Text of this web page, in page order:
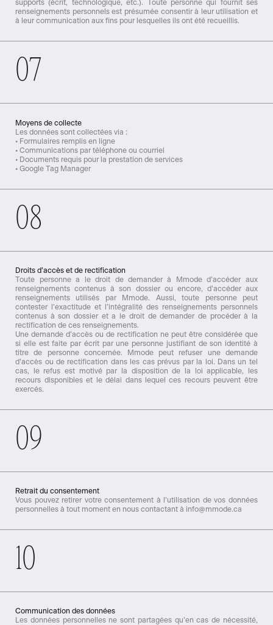
supports (écrit, technologique, etc.). Toute personne qui fournit ses
renseignements personnels est présumée consentir à leur utilisation et
à leur communication aux fins pour lesquelles ils ont été recueillis.
07
Moyens de collecte
Les données sont collectées via :
• Formulaires remplis en ligne
• Communications par téléphone ou courriel
• Documents requis pour la prestation de services
• Google Tag Manager
08
Droits d’accès et de rectification
Toute personne a le droit de demander à Mmode d’accéder aux
renseignements contenus à son dossier ou encore, d’accéder aux
renseignements utilisés par Mmode. Aussi, toute personne peut
contester l’exactitude et l’intégralité des renseignements personnels
contenus à son dossier et a le droit de demander de procéder à la
rectification de ces renseignements.
Une demande d’accès ou de rectification ne peut être considérée que
si elle est faite par écrit par une personne justifiant de son identité à
titre de personne concernée. Mmode peut refuser une demande
d’accès ou de rectification dans les cas prévus par la loi. Dans un tel
cas, le refus est motivé par la disposition de la loi applicable, les
recours disponibles et le délai dans lequel ces recours peuvent être
exercés.
09
Retrait du consentement
Vous pouvez retirer votre consentement à l’utilisation de vos données
personnelles à tout moment en nous contactant à info@mmode.ca
10
Communication des données
Les données personnelles ne sont partagées qu’en cas de nécessité,